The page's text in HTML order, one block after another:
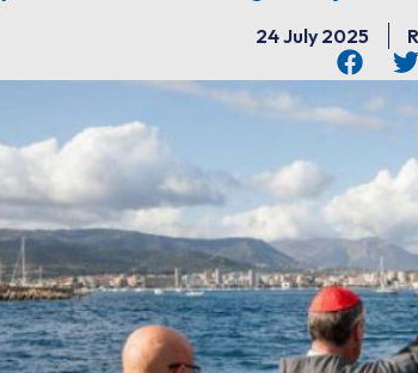
24 July 2025